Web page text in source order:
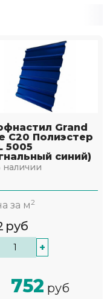
Grand
С20 Полиэстер
5005
синий)
наличии
за м2
руб
+
752 руб